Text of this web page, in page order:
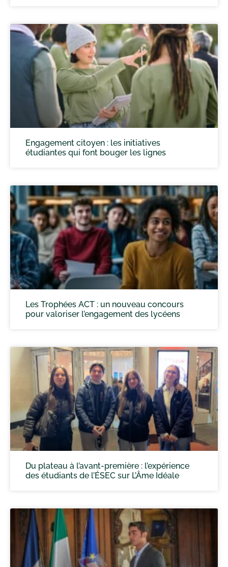
Engagement citoyen : les initiatives
étudiantes qui font bouger les lignes
Les Trophées ACT : un nouveau concours
pour valoriser l’engagement des lycéens
Du plateau à l’avant-première : l’expérience
des étudiants de l’ÉSEC sur L’Âme Idéale